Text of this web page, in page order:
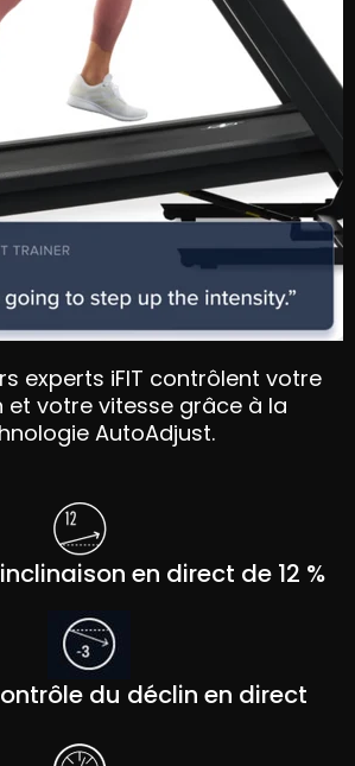
experts iFIT contrôlent votre
et votre vitesse grâce à la
AutoAdjust.
en direct de 12 %
du déclin en direct